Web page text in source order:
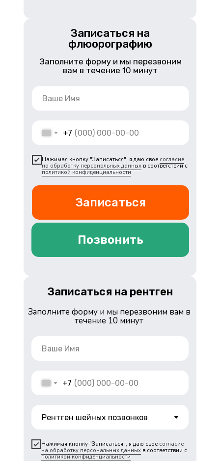
Заполните форму и мы перезвоним
вам в течение 10 минут
Позвонить
Записаться на
флюорографию
+7
Нажимая кнопку "Записаться", я даю свое согласие
на обработку персональных данных в соответствии с
политикой конфиденциальности
Записаться
Заполните форму и мы перезвоним вам в
течение 10 минут
Записаться на рентген
+7
Нажимая кнопку "Записаться", я даю свое согласие
на обработку персональных данных в соответствии с
политикой конфиденциальности